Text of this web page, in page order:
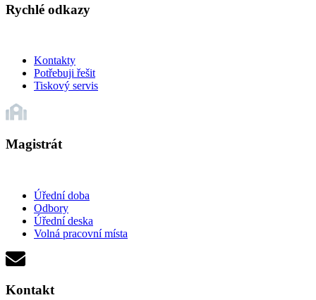
Rychlé odkazy
Kontakty
Potřebuji řešit
Tiskový servis
Magistrát
Úřední doba
Odbory
Úřední deska
Volná pracovní místa
Kontakt